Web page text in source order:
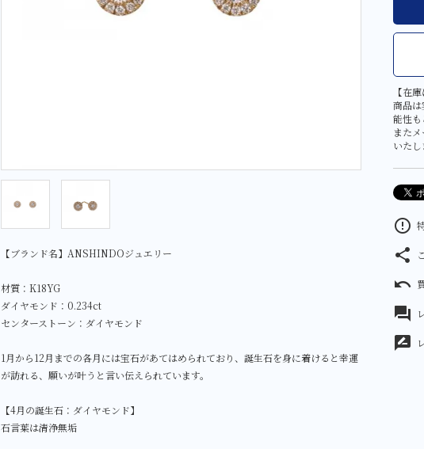
【ブランド名】ANSHINDOジュエリー
材質：K18YG
ダイヤモンド：0.234ct
センターストーン：ダイヤモンド
1月から12月までの各月には宝石があてはめられており、誕生石を身に着けると幸運
が訪れる、願いが叶うと言い伝えられています。
【4月の誕生石：ダイヤモンド】
石言葉は清浄無垢
【在
商品
能性も
また
いた
error_outline
share
undo
forum
rate_review